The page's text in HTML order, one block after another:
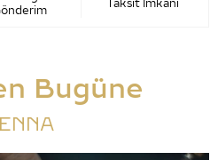
Taksit İmkanı
Bugüne